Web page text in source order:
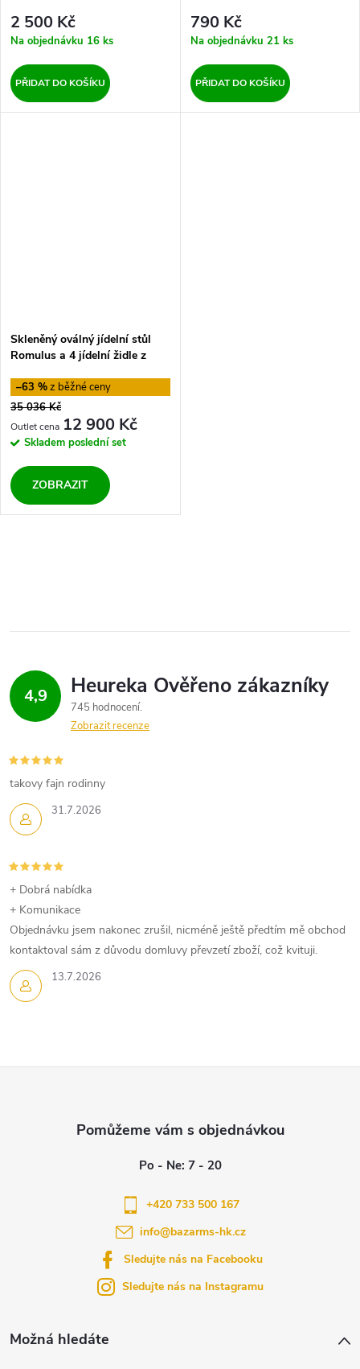
2 500 Kč
Na objednávku 16 ks
PŘIDAT DO KOŠÍKU
790 Kč
Na objednávku 21 ks
PŘIDAT DO KOŠÍKU
Skleněný oválný jídelní stůl
Romulus a 4 jídelní židle z
–63 %
35 036 Kč
12 900 Kč
Skladem poslední set
ZOBRAZIT
l
d
a
c
í
p
v
k
y
v
ý
i
4,9
745 hodnocení
Zobrazit recenze
31.7.2026
takovy fajn rodinny
13.7.2026
+ Dobrá nabídka
+ Komunikace
Objednávku jsem nakonec zrušil, nicméně ještě předtím mě obchod
kontaktoval sám z důvodu domluvy převzetí zboží, což kvituji.
Možná hledáte
info@bazarms-hk.cz
+420 733 500 167
Sledujte nás na Facebooku
Sledujte nás na Instagramu